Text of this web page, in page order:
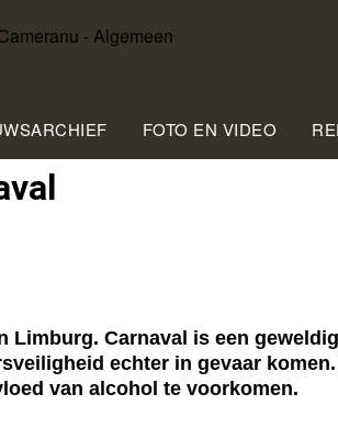
FOTO EN VIDEO
Limburg. Carnaval is een
echter in gevaar
van alcohol te voorkomen.